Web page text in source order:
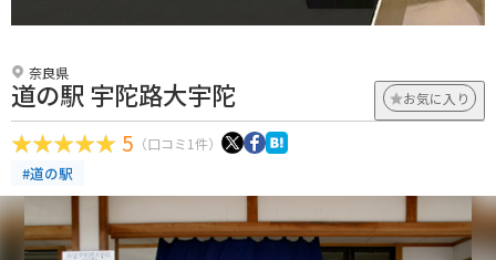
奈良県
道の駅 宇陀路大宇陀 お気に入り
5 （口コミ1件）
#道の駅